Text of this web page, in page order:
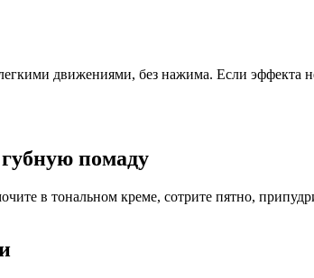
движениями, без нажима. Если эффекта
помаду
в тональном креме, сотрите пятно,